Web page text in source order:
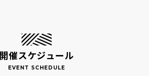
開催スケジュール